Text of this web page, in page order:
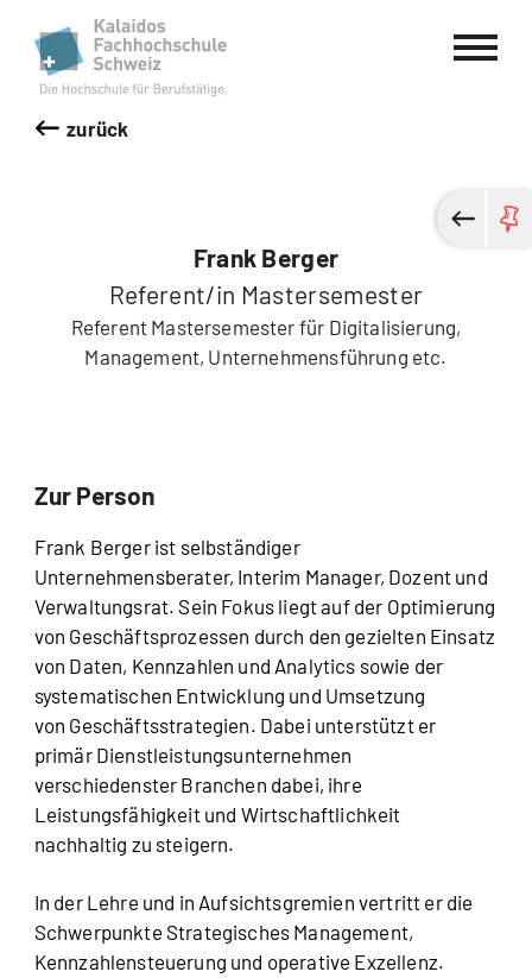
Kalaidos Fachhochschule Schweiz
zurück
Frank Berger
Referent/in Mastersemester
Referent Mastersemester für Digitalisierung,
Management, Unternehmensführung etc.
Zur Person
Frank Berger ist selbständiger
Unternehmensberater, Interim Manager, Dozent und
Verwaltungsrat. Sein Fokus liegt auf der Optimierung
von Geschäftsprozessen durch den gezielten Einsatz
von Daten, Kennzahlen und Analytics sowie der
systematischen Entwicklung und Umsetzung
von Geschäftsstrategien. Dabei unterstützt er
primär Dienstleistungsunternehmen
verschiedenster Branchen dabei, ihre
Leistungsfähigkeit und Wirtschaftlichkeit
nachhaltig zu steigern.
In der Lehre und in Aufsichtsgremien vertritt er die
Schwerpunkte Strategisches Management,
Kennzahlensteuerung und operative Exzellenz.